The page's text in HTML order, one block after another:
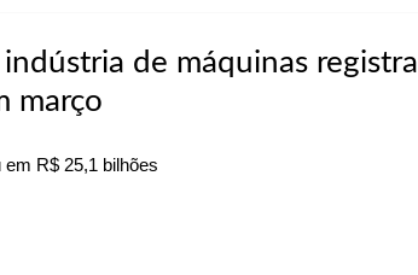
de máquinas registra
março
R$ 25,1 bilhões